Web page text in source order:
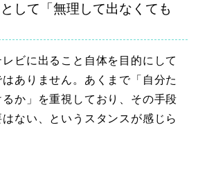
して「無理して出なくても
ビに出ること自体を目的にして
ありません。あくまで「自分た
か」を重視しており、その手段
ない、というスタンスが感じら